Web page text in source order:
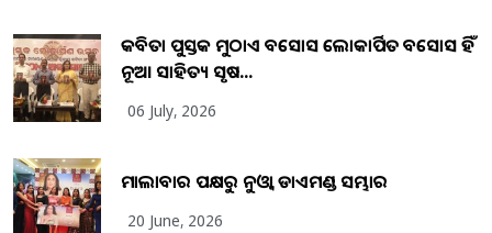
କବିତା ପୁସ୍ତକ ମୁଠାଏ ଅବସୋସ ଲୋକାର୍ପିତ ଅବସୋସ ହିଁ
ନୂଆ ସାହିତ୍ୟ ସୃଷ...
06 July, 2026
ମାଲାବାର ପକ୍ଷରୁ ନୁଓ୍ବା ଡାଏମଣ୍ଡ ସମ୍ଭାର
20 June, 2026